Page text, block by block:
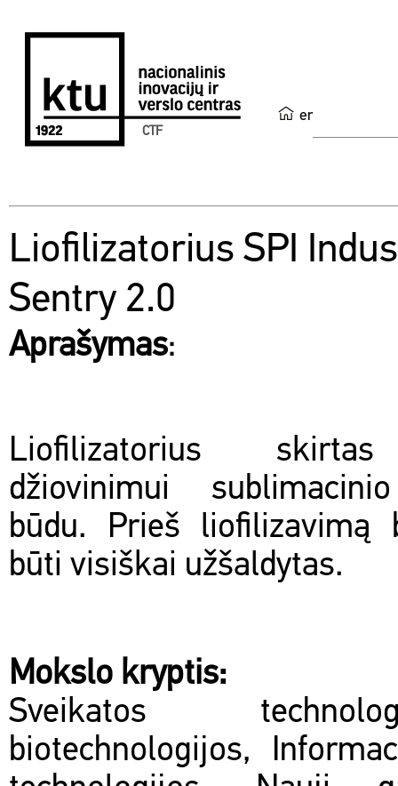
en
CTF
Liofilizatorius SPI
Sentry 2.0
Aprašymas:
Liofilizatorius
džiovinimui
būdu. Prieš liofilizavimą
būti visiškai užšaldytas.
Mokslo kryptis:
Sveikatos
biotechnologijos,